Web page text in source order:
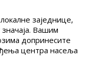
заједнице,
значаја. Вашим
допринесите
центра насеља